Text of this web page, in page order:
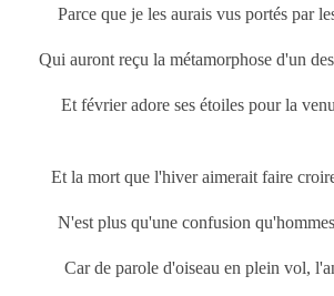
Parce que je les aurais vus portés par
Qui auront reçu la métamorphose d'un
Et février adore ses étoiles pour la
Et la mort que l'hiver aimerait faire
N'est plus qu'une confusion
Car de parole d'oiseau en plein vol,